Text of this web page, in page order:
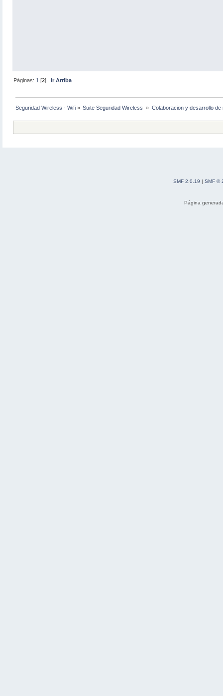
Páginas: 1 [2]Ir Arriba
Seguridad Wireless - Wifi » Suite Seguridad Wireless » Colaboracion y desarrollo de
SMF 2.0.19 | SMF ©
Página